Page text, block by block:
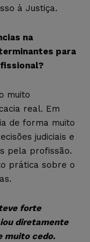
à Justiça.
na
para
muito
real. Em
de forma muito
judiciais e
pela profissão.
prática sobre o
forte
diretamente
muito cedo.